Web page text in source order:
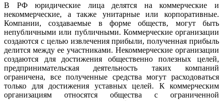
В РФ юридические лица делятся на коммерческие и
некоммерческие, а также унитарные или корпоративные.
Компании, создаваемые в форме обществ, могут быть
непубличными или публичными. Коммерческие организации
создаются с целью извлечения прибыли, полученная прибыль
делится между ее участниками. Некоммерческие организации
создаются для достижения общественно полезных целей,
предпринимательская деятельность таких компаний
ограничена, все полученные средства могут расходоваться
только для достижения уставных целей. К коммерческим
организациям относятся общества с ограниченной